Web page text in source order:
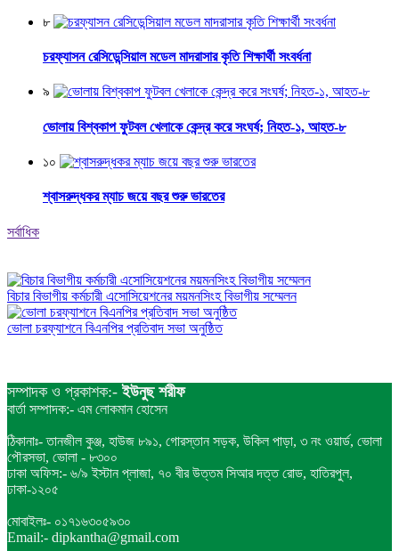
৮
চরফ্যাসন রেসিডেন্সিয়াল মডেল মাদরাসার কৃতি শিক্ষার্থী সংবর্ধনা
৯
ভোলায় বিশ্বকাপ ফুটবল খেলাকে কেন্দ্র করে সংঘর্ষ; নিহত-১, আহত-৮
১০
শ্বাসরুদ্ধকর ম্যাচ জয়ে বছর শুরু ভারতের
সর্বাধিক
বিচার বিভাগীয় কর্মচারী এসোসিয়েশনের ময়মনসিংহ বিভাগীয় সম্মেলন
ভোলা চরফ্যাশনে বিএনপির প্রতিবাদ সভা অনুষ্ঠিত
সম্পাদক ও প্রকাশক:-ইউনুছ শরীফ
বার্তা সম্পাদক:- এম লোকমান হোসেন
ঠিকানাঃ- তানজীল কুঞ্জ, হাউজ ৮৯১, গোরস্তান সড়ক, উকিল পাড়া, ৩ নং ওয়ার্ড, ভোলা
পৌরসভা, ভোলা - ৮৩০০
ঢাকা অফিস:- ৬/৯ ইস্টান প্লাজা, ৭০ বীর উত্তম সিআর দত্ত রোড, হাতিরপুল,
ঢাকা-১২০৫
মোবাইলঃ- ০১৭১৬৩০৫৯৩০
Email:- dipkantha@gmail.com